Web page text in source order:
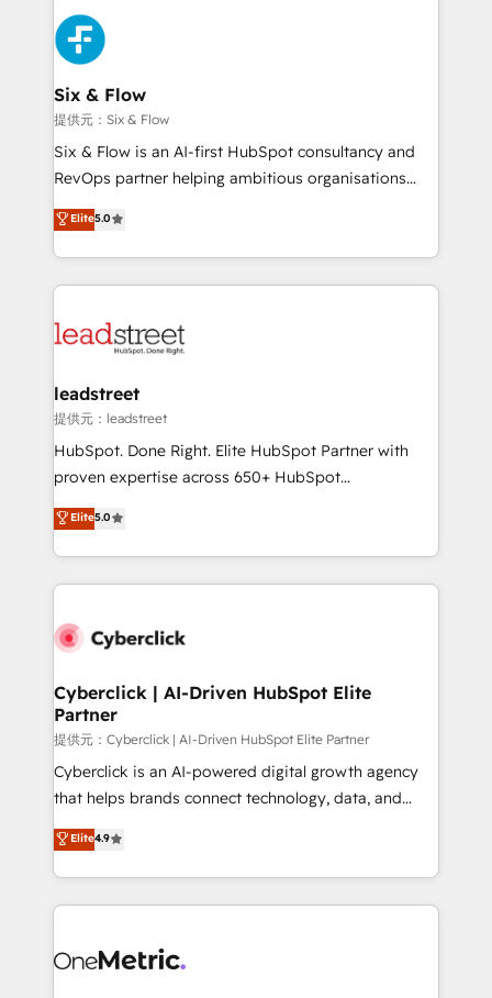
Platform Enablement, Custom Integration and
Onboarding Accredited 🔐 ISO27001 & ISO9001
Certified
HubSpot Elite Partner, winner of Rookie of the Year
and Customer First Awards, 4.9/5 rating in HubSpot
Reviews and 4.9/5 rating in Clutch Reviews. Digifianz
helps the following industries: logistics & 3PL, home
improvement & construction, branding and
commercialization, real estate, health, education,
SaaS, Software Dev & IT and consulting, make the
the United States, EU, UAE, Mexico and Latin
America. From casual user to super fan: make
Six & Flow
提供元：Six & Flow
Six & Flow is an AI-first HubSpot consultancy and
RevOps partner helping ambitious organisations
grow with clarity, confidence, and intelligence.
Operating across the UK, Netherlands, Ireland, and
Canada, we’ve delivered thousands of successful
HubSpot projects for mid-market and enterprise
combine HubSpot, data, and AI to design connected
and technology for predictable, scalable revenue
growth. Our expertise spans RevOps, CRM and data
architecture, AI enablement, and strategic marketing,
delivered through our proprietary FLAIR framework
Partner and ISO 27001:2022 certified consultancy,
we blend strategy, creativity, and technology to help
Elite5.0
leadstreet
提供元：leadstreet
HubSpot. Done Right. Elite HubSpot Partner with
proven expertise across 650+ HubSpot
implementations. With 12+ years of HubSpot
experience, we help you use the HubSpot platform
to its fullest capacity, improve your current HubSpot
website, or build your new one.
Elite5.0
Cyberclick | AI-Driven HubSpot Elite
Partner
提供元：Cyberclick | AI-Driven HubSpot Elite Partner
Cyberclick is an AI-powered digital growth agency
that helps brands connect technology, data, and
creativity to achieve measurable results. Founded in
Barcelona and operating across Spain, LATAM, and
the UK, we support global companies in building
smarter marketing, sales, and customer success
Iberia (Spain & Portugal), we combine human insight
Elite4.9